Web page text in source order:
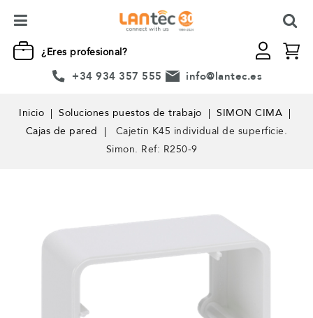
¿Eres profesional?
+34 934 357 555 info@lantec.es
Inicio Soluciones puestos de trabajo
SIMON CIMA
Cajas de pared
Cajetín K45 individual de superficie.
Simon. Ref: R250-9